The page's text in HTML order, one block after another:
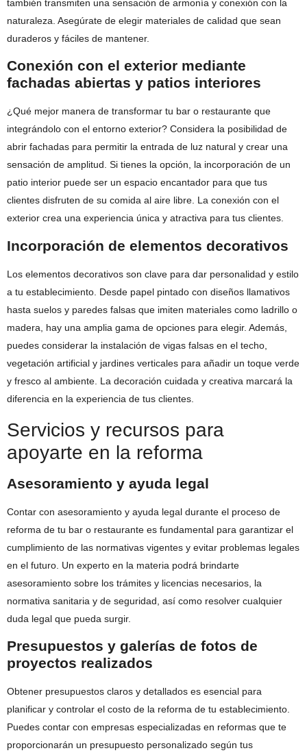
también transmiten una sensación de armonía y conexión con la
naturaleza. Asegúrate de elegir materiales de calidad que sean
duraderos y fáciles de mantener.
Conexión con el exterior mediante
fachadas abiertas y patios interiores
¿Qué mejor manera de transformar tu bar o restaurante que
integrándolo con el entorno exterior? Considera la posibilidad de
abrir fachadas para permitir la entrada de luz natural y crear una
sensación de amplitud. Si tienes la opción, la incorporación de un
patio interior puede ser un espacio encantador para que tus
clientes disfruten de su comida al aire libre. La conexión con el
exterior crea una experiencia única y atractiva para tus clientes.
Incorporación de elementos decorativos
Los elementos decorativos son clave para dar personalidad y estilo
a tu establecimiento. Desde papel pintado con diseños llamativos
hasta suelos y paredes falsas que imiten materiales como ladrillo o
madera, hay una amplia gama de opciones para elegir. Además,
puedes considerar la instalación de vigas falsas en el techo,
vegetación artificial y jardines verticales para añadir un toque verde
y fresco al ambiente. La decoración cuidada y creativa marcará la
diferencia en la experiencia de tus clientes.
Servicios y recursos para
apoyarte en la reforma
Asesoramiento y ayuda legal
Contar con asesoramiento y ayuda legal durante el proceso de
reforma de tu bar o restaurante es fundamental para garantizar el
cumplimiento de las normativas vigentes y evitar problemas legales
en el futuro. Un experto en la materia podrá brindarte
asesoramiento sobre los trámites y licencias necesarios, la
normativa sanitaria y de seguridad, así como resolver cualquier
duda legal que pueda surgir.
Presupuestos y galerías de fotos de
proyectos realizados
Obtener presupuestos claros y detallados es esencial para
planificar y controlar el costo de la reforma de tu establecimiento.
Puedes contar con empresas especializadas en reformas que te
proporcionarán un presupuesto personalizado según tus